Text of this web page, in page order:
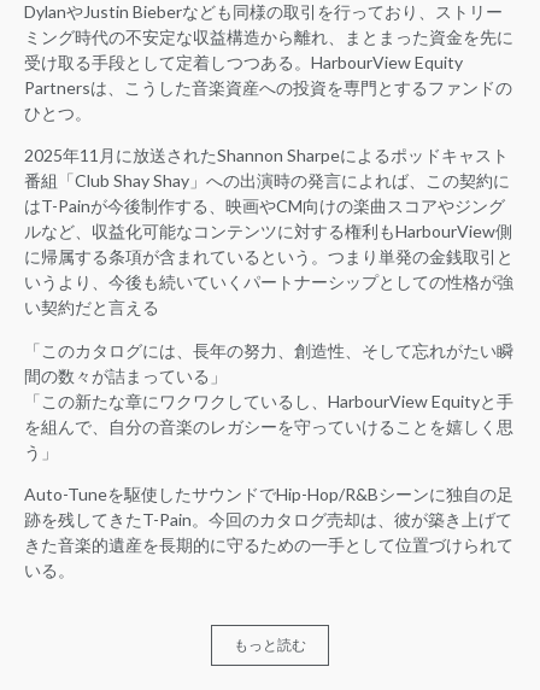
DylanやJustin Bieberなども同様の取引を行っており、ストリー
ミング時代の不安定な収益構造から離れ、まとまった資金を先に
受け取る手段として定着しつつある。HarbourView Equity
Partnersは、こうした音楽資産への投資を専門とするファンドの
ひとつ。
2025年11月に放送されたShannon Sharpeによるポッドキャスト
番組「Club Shay Shay」への出演時の発言によれば、この契約に
はT-Painが今後制作する、映画やCM向けの楽曲スコアやジング
ルなど、収益化可能なコンテンツに対する権利もHarbourView側
に帰属する条項が含まれているという。つまり単発の金銭取引と
いうより、今後も続いていくパートナーシップとしての性格が強
い契約だと言える
「このカタログには、長年の努力、創造性、そして忘れがたい瞬
間の数々が詰まっている」
「この新たな章にワクワクしているし、HarbourView Equityと手
を組んで、自分の音楽のレガシーを守っていけることを嬉しく思
う」
Auto-Tuneを駆使したサウンドでHip-Hop/R&Bシーンに独自の足
跡を残してきたT-Pain。今回のカタログ売却は、彼が築き上げて
きた音楽的遺産を長期的に守るための一手として位置づけられて
いる。
もっと読む